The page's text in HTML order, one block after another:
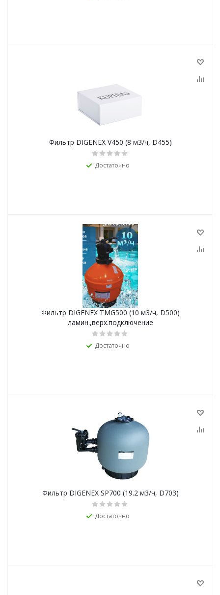
Фильтр DIGENEX V450 (8 м3/ч, D455)
Достаточно
Фильтр DIGENEX TMG500 (10 м3/ч, D500)
ламин.,верх.подключение
Достаточно
Фильтр DIGENEX SP700 (19.2 м3/ч, D703)
Достаточно